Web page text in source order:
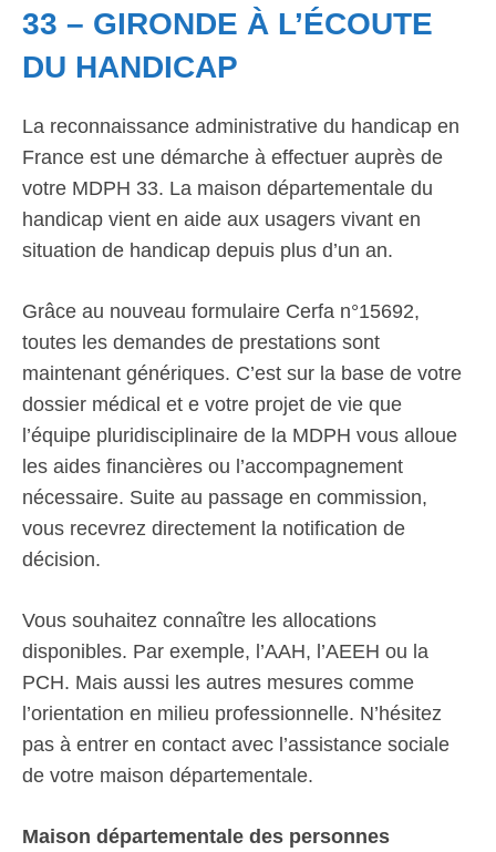
33 – GIRONDE À L’ÉCOUTE
DU HANDICAP
La reconnaissance administrative du handicap en
France est une démarche à effectuer auprès de
votre MDPH 33. La maison départementale du
handicap vient en aide aux usagers vivant en
situation de handicap depuis plus d’un an.
Grâce au nouveau formulaire Cerfa n°15692,
toutes les demandes de prestations sont
maintenant génériques. C’est sur la base de votre
dossier médical et e votre projet de vie que
l’équipe pluridisciplinaire de la MDPH vous alloue
les aides financières ou l’accompagnement
nécessaire. Suite au passage en commission,
vous recevrez directement la notification de
décision.
Vous souhaitez connaître les allocations
disponibles. Par exemple, l’AAH, l’AEEH ou la
PCH. Mais aussi les autres mesures comme
l’orientation en milieu professionnelle. N’hésitez
pas à entrer en contact avec l’assistance sociale
de votre maison départementale.
Maison départementale des personnes